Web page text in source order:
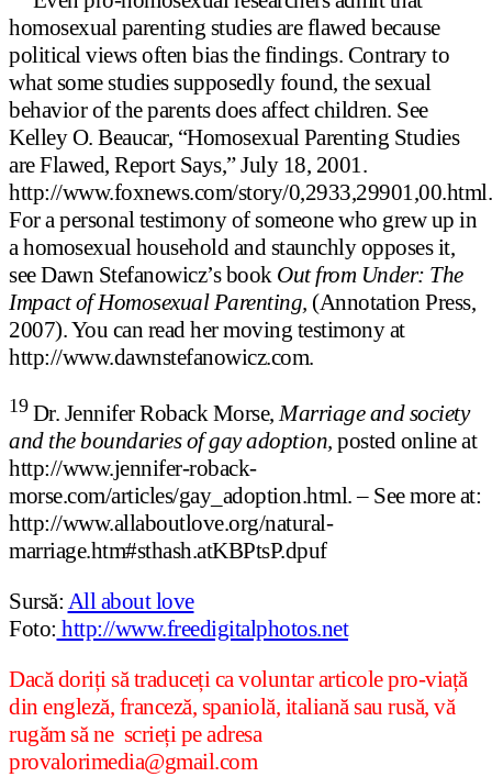
homosexual parenting studies are flawed because
political views often bias the findings. Contrary to
what some studies supposedly found, the sexual
behavior of the parents does affect children. See
Kelley O. Beaucar, “Homosexual Parenting Studies
are Flawed, Report Says,” July 18, 2001.
http://www.foxnews.com/story/0,2933,29901,00.html.
For a personal testimony of someone who grew up in
a homosexual household and staunchly opposes it,
see Dawn Stefanowicz’s book Out from Under: The
Impact of Homosexual Parenting, (Annotation Press,
2007). You can read her moving testimony at
http://www.dawnstefanowicz.com.
19Dr. Jennifer Roback Morse,Marriage and society
and the boundaries of gay adoption, posted online at
http://www.jennifer-roback-
morse.com/articles/gay_adoption.html. – See more at:
http://www.allaboutlove.org/natural-
marriage.htm#sthash.atKBPtsP.dpuf
Sursă: All about love
Foto: http://www.freedigitalphotos.net
Dacă doriți să traduceți ca voluntar articole pro-viață
din engleză, franceză, spaniolă, italiană sau rusă, vă
rugăm să ne scrieți pe adresa
provalorimedia@gmail.com